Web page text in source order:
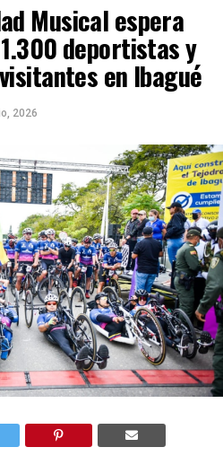
Musical espera
deportistas y
en Ibagué
2026